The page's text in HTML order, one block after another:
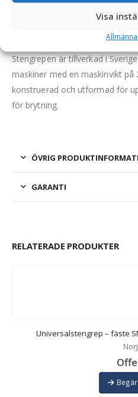
Visa
stenarna från att falla ur.
specialstål (SB600) för bästa
genom sin utformning väl
Stengrepen är tillverkad i
maskiner med en maskinvikt på
konstruerad och utformad för
för brytning.
ÖVRIG
GARANTI
RELATERADE PRODUKTER
Universalstengrep – fäste